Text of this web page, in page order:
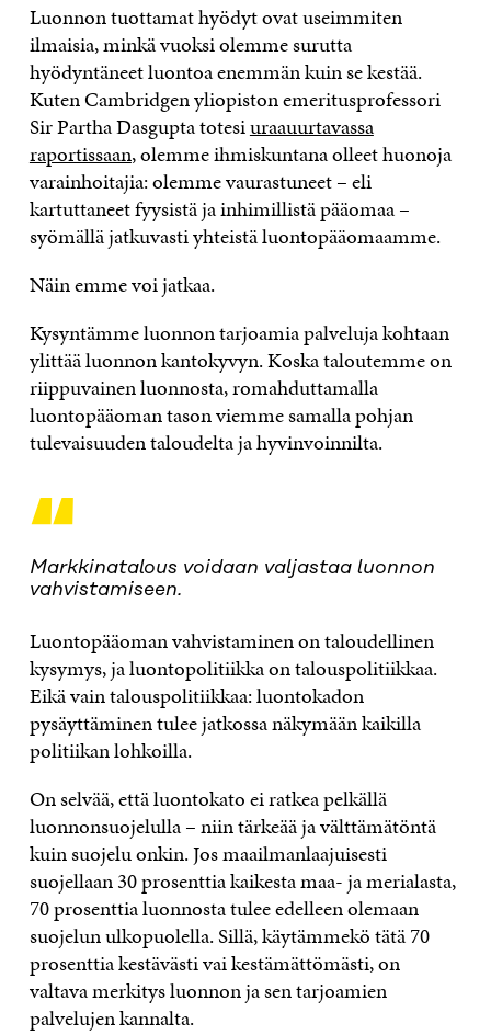
Luonnon tuottamat hyödyt ovat useimmiten
ilmaisia, minkä vuoksi olemme surutta
hyödyntäneet luontoa enemmän kuin se kestää.
Kuten Cambridgen yliopiston emeritusprofessori
Sir Partha Dasgupta totesiuraauurtavassa
raportissaan, olemme ihmiskuntana olleet huonoja
varainhoitajia: olemme vaurastuneet – eli
kartuttaneet fyysistä ja inhimillistä pääomaa –
syömällä jatkuvasti yhteistä luontopääomaamme.
Näin emme voi jatkaa.
Kysyntämme luonnon tarjoamia palveluja kohtaan
ylittää luonnon kantokyvyn. Koska taloutemme on
riippuvainen luonnosta, romahduttamalla
luontopääoman tason viemme samalla pohjan
tulevaisuuden taloudelta ja hyvinvoinnilta.
“
Markkinatalous voidaan valjastaa luonnon
vahvistamiseen.
Luontopääoman vahvistaminen on taloudellinen
kysymys, ja luontopolitiikka on talouspolitiikkaa.
Eikä vain talouspolitiikkaa: luontokadon
pysäyttäminen tulee jatkossa näkymään kaikilla
politiikan lohkoilla.
On selvää, että luontokato ei ratkea pelkällä
luonnonsuojelulla – niin tärkeää ja välttämätöntä
kuin suojelu onkin. Jos maailmanlaajuisesti
suojellaan 30 prosenttia kaikesta maa- ja merialasta,
70 prosenttia luonnosta tulee edelleen olemaan
suojelun ulkopuolella. Sillä, käytämmekö tätä 70
prosenttia kestävästi vai kestämättömästi, on
valtava merkitys luonnon ja sen tarjoamien
palvelujen kannalta.